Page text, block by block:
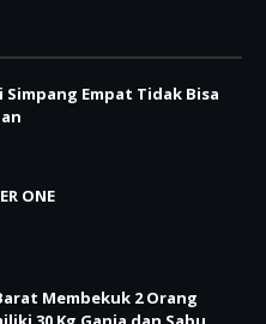
Simpang Empat Tidak Bisa
ONE
Membekuk 2 Orang